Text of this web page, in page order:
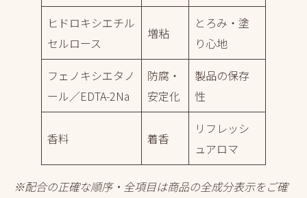
ヒドロキシエチル
セルロース
増粘
とろみ・塗
り心地
フェノキシエタノ
ール／EDTA-2Na
防腐・
安定化
製品の保存
性
香料 着香
リフレッシ
ュアロマ
※配合の正確な順序・全項目は商品の全成分表示をご確